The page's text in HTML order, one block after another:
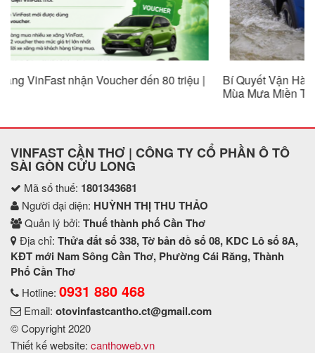
Bí Quyết Vận Hành Xe Ô Tô Điện VinFast An Toàn Trong
VINFAST CẦN THƠ | CÔNG TY CỔ PHẦN Ô TÔ
SÀI GÒN CỬU LONG
Mã số thuế: 1801343681
Người đại diện: HUỲNH THỊ THU THẢO
Quản lý bởi: Thuế thành phố Cần Thơ
Địa chỉ: Thửa đất số 338, Tờ bản đồ số 08, KDC Lô số 8A,
KĐT mới Nam Sông Cần Thơ, Phường Cái Răng, Thành
Phố Cần Thơ
Hotline: 0931 880 468
Email: otovinfastcantho.ct@gmail.com
© Copyright 2020
Thiết kế website: canthoweb.vn